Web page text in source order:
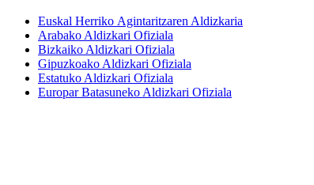
Euskal Herriko Agintaritzaren Aldizkaria
Arabako Aldizkari Ofiziala
Bizkaiko Aldizkari Ofiziala
Gipuzkoako Aldizkari Ofiziala
Estatuko Aldizkari Ofiziala
Europar Batasuneko Aldizkari Ofiziala